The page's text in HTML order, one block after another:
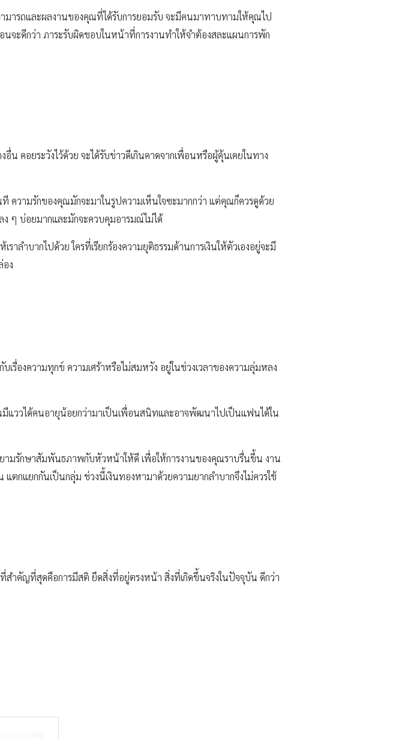
ามารถและผลงานของคุณที่ได้รับการยอมรับ จะมีคนมาทาบทามให้คุณไป
จะดีกว่า ภาระรับผิดชอบในหน้าที่การงานทำให้จำต้องสละแผนการพัก
น คอยระวังไว้ด้วย จะได้รับข่าวดีเกินคาดจากเพื่อนหรือผู้คุ้นเคยในทาง
วามรักของคุณมักจะมาในรูปความเห็นใจซะมากกว่า แต่คุณก็ควรดูด้วย
ๆ บ่อยมากและมักจะควบคุมอารมณ์ไม่ได้
าลำบากไปด้วย ใครที่เรียกร้องความยุติธรรมด้านการเงินให้ตัวเองอยู่จะมี
อง
องความทุกข์ ความเศร้าหรือไม่สมหวัง อยู่ในช่วงเวลาของความลุ่มหลง
ววได้คนอายุน้อยกว่ามาเป็นเพื่อนสนิทและอาจพัฒนาไปเป็นแฟนได้ใน
มรักษาสัมพันธภาพกับหัวหน้าให้ดี เพื่อให้การงานของคุณราบรื่นขึ้น งาน
กแยกกันเป็นกลุ่ม ช่วงนี้เงินทองหามาด้วยความยากลำบากจึงไม่ควรใช้
ำคัญที่สุดคือการมีสติ ยึดสิ่งที่อยู่ตรงหน้า สิ่งที่เกิดขึ้นจริงในปัจจุบัน ดีกว่า